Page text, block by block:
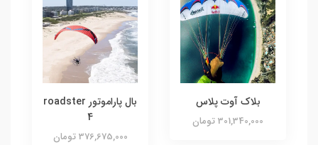
بلاک آوت پلاس
301,340,000 تومان
بال پاراموتور roadster
4
376,675,000 تومان